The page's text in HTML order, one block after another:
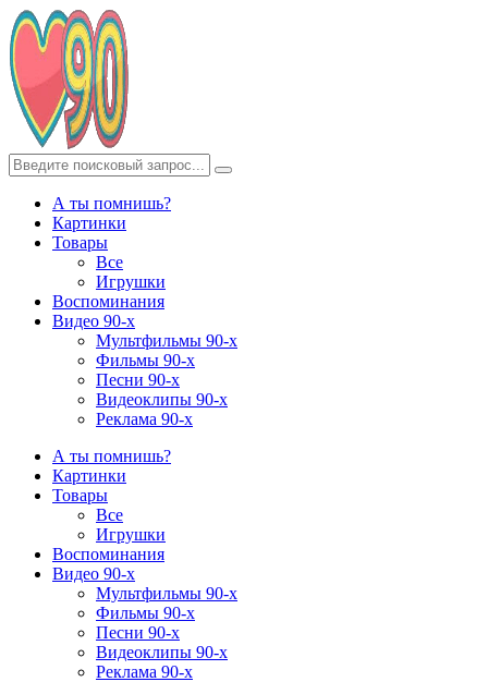
А ты помнишь?
Картинки
Товары
Все
Игрушки
Воспоминания
Видео 90-х
Мультфильмы 90-х
Фильмы 90-х
Песни 90-х
Видеоклипы 90-х
Реклама 90-х
А ты помнишь?
Картинки
Товары
Все
Игрушки
Воспоминания
Видео 90-х
Мультфильмы 90-х
Фильмы 90-х
Песни 90-х
Видеоклипы 90-х
Реклама 90-х